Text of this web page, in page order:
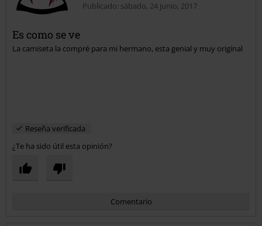
Publicado: sábado, 24 junio, 2017
Es como se ve
La camiseta la compré para mi hermano, esta genial y muy original
Reseña verificada
¿Te ha sido útil esta opinión?
Comentario